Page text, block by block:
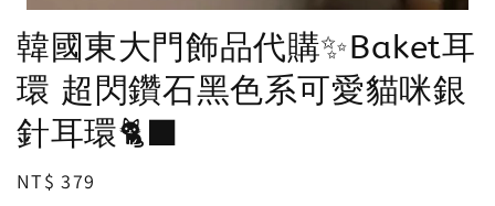
韓國東大門飾品代購✨Baket耳
環 超閃鑽石黑色系可愛貓咪銀
針耳環🐈‍⬛
Regular
NT$ 379